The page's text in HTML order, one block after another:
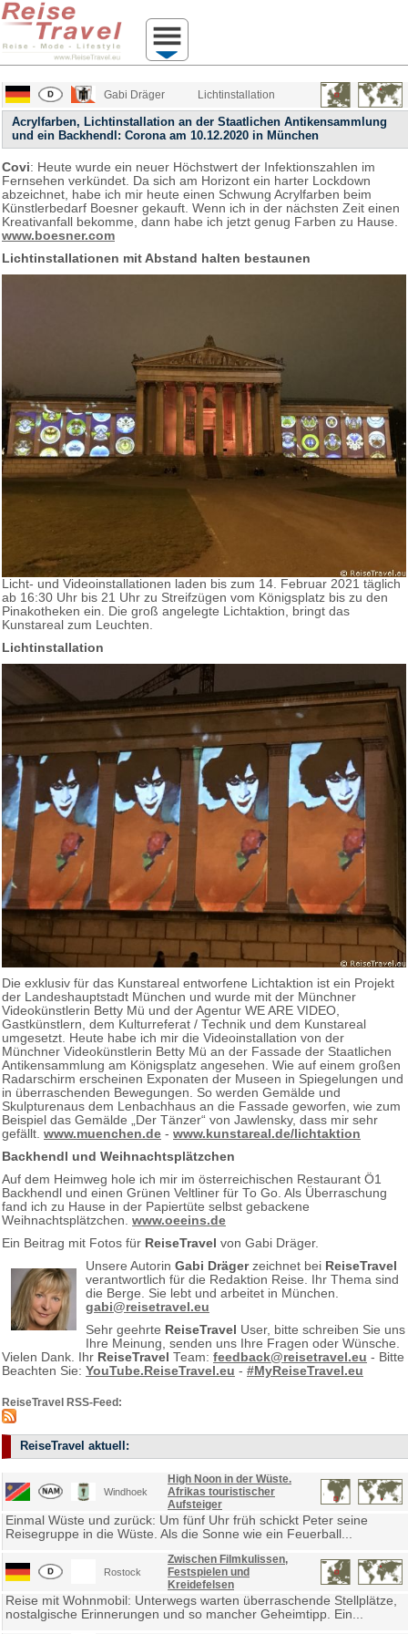
Gabi Dräger Lichtinstallation
Acrylfarben, Lichtinstallation an der Staatlichen Antikensammlung
und ein Backhendl: Corona am 10.12.2020 in München
Covi: Heute wurde ein neuer Höchstwert der Infektionszahlen im
Fernsehen verkündet. Da sich am Horizont ein harter Lockdown
abzeichnet, habe ich mir heute einen Schwung Acrylfarben beim
Künstlerbedarf Boesner gekauft. Wenn ich in der nächsten Zeit einen
Kreativanfall bekomme, dann habe ich jetzt genug Farben zu Hause.
www.boesner.com
Lichtinstallationen mit Abstand halten bestaunen
Licht- und Videoinstallationen laden bis zum 14. Februar 2021 täglich
ab 16:30 Uhr bis 21 Uhr zu Streifzügen vom Königsplatz bis zu den
Pinakotheken ein. Die groß angelegte Lichtaktion, bringt das
Kunstareal zum Leuchten.
Lichtinstallation
Die exklusiv für das Kunstareal entworfene Lichtaktion ist ein Projekt
der Landeshauptstadt München und wurde mit der Münchner
Videokünstlerin Betty Mü und der Agentur WE ARE VIDEO,
Gastkünstlern, dem Kulturreferat / Technik und dem Kunstareal
umgesetzt. Heute habe ich mir die Videoinstallation von der
Münchner Videokünstlerin Betty Mü an der Fassade der Staatlichen
Antikensammlung am Königsplatz angesehen. Wie auf einem großen
Radarschirm erscheinen Exponaten der Museen in Spiegelungen und
in überraschenden Bewegungen. So werden Gemälde und
Skulpturenaus dem Lenbachhaus an die Fassade geworfen, wie zum
Beispiel das Gemälde „Der Tänzer“ von Jawlensky, dass mir sehr
gefällt. www.muenchen.de - www.kunstareal.de/lichtaktion
Backhendl und Weihnachtsplätzchen
Auf dem Heimweg hole ich mir im österreichischen Restaurant Ö1
Backhendl und einen Grünen Veltliner für To Go. Als Überraschung
fand ich zu Hause in der Papiertüte selbst gebackene
Weihnachtsplätzchen. www.oeeins.de
Ein Beitrag mit Fotos für ReiseTravel von Gabi Dräger.
Unsere Autorin Gabi Drägerzeichnet bei ReiseTravel
verantwortlich für die Redaktion Reise. Ihr Thema sind
die Berge. Sie lebt und arbeitet in München.
gabi@reisetravel.eu
Sehr geehrte ReiseTravel User, bitte schreiben Sie uns
Ihre Meinung, senden uns Ihre Fragen oder Wünsche.
Vielen Dank. Ihr ReiseTravel Team: feedback@reisetravel.eu - Bitte
Beachten Sie: YouTube.ReiseTravel.eu - #MyReiseTravel.eu
ReiseTravel RSS-Feed:
ReiseTravel aktuell:
Windhoek
High Noon in der Wüste.
Afrikas touristischer
Aufsteiger
Einmal Wüste und zurück: Um fünf Uhr früh schickt Peter seine
Reisegruppe in die Wüste. Als die Sonne wie ein Feuerball...
Rostock
Zwischen Filmkulissen,
Festspielen und
Kreidefelsen
Reise mit Wohnmobil: Unterwegs warten überraschende Stellplätze,
nostalgische Erinnerungen und so mancher Geheimtipp. Ein...